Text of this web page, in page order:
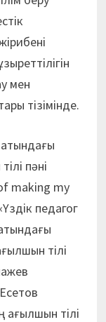
мен
тізімінде.
пәні
making my
педагог
тілі
ағылшын тілі